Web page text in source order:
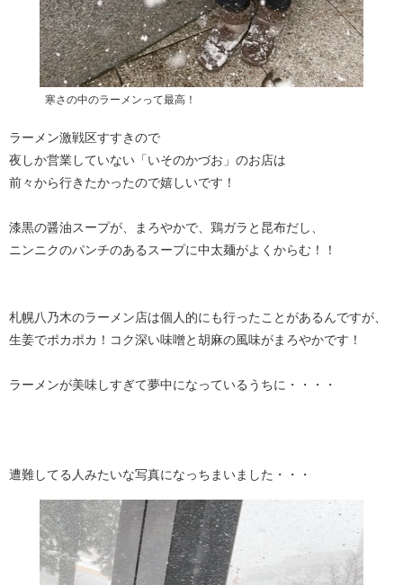
寒さの中のラーメンって最高！
ラーメン激戦区すすきので
夜しか営業していない「いそのかづお」のお店は
前々から行きたかったので嬉しいです！
漆黒の醤油スープが、まろやかで、鶏ガラと昆布だし、
ニンニクのパンチのあるスープに中太麺がよくからむ！！
札幌八乃木のラーメン店は個人的にも行ったことがあるんですが、
生姜でポカポカ！コク深い味噌と胡麻の風味がまろやかです！
ラーメンが美味しすぎて夢中になっているうちに・・・・
遭難してる人みたいな写真になっちまいました・・・